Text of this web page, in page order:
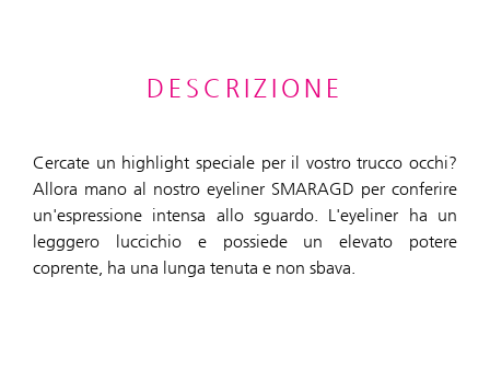
DESCRIZIONE
Cercate un highlight speciale per il vostro trucco occhi?
Allora mano al nostro eyeliner SMARAGD per conferire
un'espressione intensa allo sguardo. L'eyeliner ha un
legggero luccichio e possiede un elevato potere
coprente, ha una lunga tenuta e non sbava.